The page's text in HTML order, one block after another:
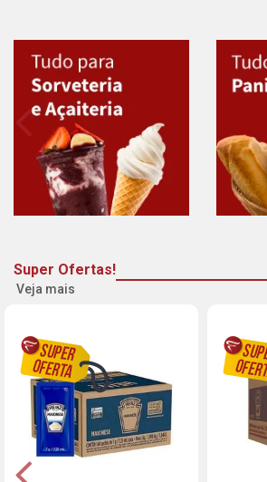
Super Ofertas!
Veja mais